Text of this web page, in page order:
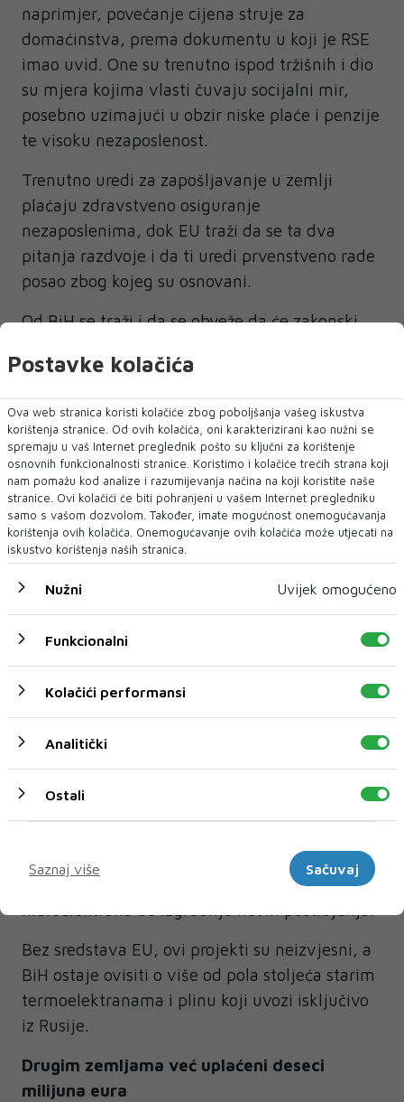
naprimjer, povećanje cijena struje za
domaćinstva, prema dokumentu u koji je RSE
imao uvid. One su trenutno ispod tržišnih i dio
su mjera kojima vlasti čuvaju socijalni mir,
posebno uzimajući u obzir niske plaće i penzije
te visoku nezaposlenost.
Trenutno uredi za zapošljavanje u zemlji
plaćaju zdravstveno osiguranje
nezaposlenima, dok EU traži da se ta dva
pitanja razdvoje i da ti uredi prvenstveno rade
posao zbog kojeg su osnovani.
Od BiH se traži i da se obveže da će zakonski
financiranja državne televizije koja se
godinama suočava s tim problemom zbog
odbijanja vlasti i emitera iz entiteta Republika
Srpska da se to pitanje uredi.
Osim plana reformi, BiH mora imenovati i
glavnog pregovarača s EU-om te nacionalnog
koordinatora za IPA pretpristupne fondove.
sudskom i tužiteljskom vijeću, tijelu koje
Što BiH želi graditi EU novcem?
Bosna i Hercegovina je predložila desetke
projekata, uključujući tunel Prenj na Koridoru
Vc vrijedan pola milijarde eura, dionice te
autoceste, obilaznicu oko Banje Luke i
rekonstruirati željeznice.
"zelene tranzicije", od proširenja mreže za
distribuciju električne energije preko obnove
Bez sredstava EU, ovi projekti su neizvjesni, a
BiH ostaje ovisiti o više od pola stoljeća starim
termoelektranama i plinu koji uvozi isključivo
iz Rusije.
Drugim zemljama već uplaćeni deseci
milijuna eura
Postavke kolačića
Ova web stranica koristi kolačiće zbog poboljšanja vašeg iskustva
korištenja stranice. Od ovih kolačića, oni karakterizirani kao nužni se
spremaju u vaš Internet preglednik pošto su ključni za korištenje
osnovnih funkcionalnosti stranice. Koristimo i kolačiće trećih strana koji
nam pomažu kod analize i razumijevanja načina na koji koristite naše
stranice. Ovi kolačići će biti pohranjeni u vašem Internet pregledniku
samo s vašom dozvolom. Također, imate mogućnost onemogućavanja
korištenja ovih kolačića. Onemogućavanje ovih kolačića može utjecati na
iskustvo korištenja naših stranica.
Nužni Uvijek omogućeno
Funkcionalni
Kolačići performansi
Analitički
Ostali
Saznaj više
Sačuvaj